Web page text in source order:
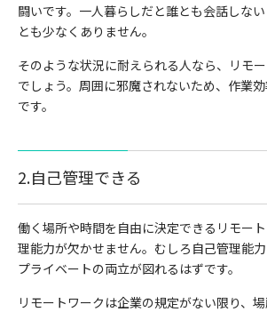
闘いです。一人暮らしだと誰とも会話しな
とも少なくありません。
そのような状況に耐えられる人なら、リモ
でしょう。周囲に邪魔されないため、作業
です。
2.自己管理できる
働く場所や時間を自由に決定できるリモー
理能力が欠かせません。むしろ自己管理能
プライベートの両立が図れるはずです。
リモートワークは企業の規定がない限り、